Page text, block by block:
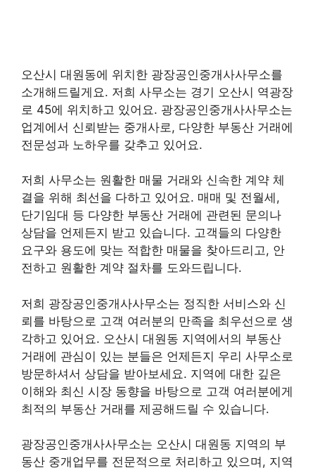
오산시 대원동에 위치한 광장공인중개사사무소를
소개해드릴게요. 저희 사무소는 경기 오산시 역광장
로 45에 위치하고 있어요. 광장공인중개사사무소는
업계에서 신뢰받는 중개사로, 다양한 부동산 거래에
전문성과 노하우를 갖추고 있어요.
저희 사무소는 원활한 매물 거래와 신속한 계약 체
결을 위해 최선을 다하고 있어요. 매매 및 전월세,
단기임대 등 다양한 부동산 거래에 관련된 문의나
상담을 언제든지 받고 있습니다. 고객들의 다양한
요구와 용도에 맞는 적합한 매물을 찾아드리고, 안
전하고 원활한 계약 절차를 도와드립니다.
저희 광장공인중개사사무소는 정직한 서비스와 신
뢰를 바탕으로 고객 여러분의 만족을 최우선으로 생
각하고 있어요. 오산시 대원동 지역에서의 부동산
거래에 관심이 있는 분들은 언제든지 우리 사무소로
방문하셔서 상담을 받아보세요. 지역에 대한 깊은
이해와 최신 시장 동향을 바탕으로 고객 여러분에게
최적의 부동산 거래를 제공해드릴 수 있습니다.
광장공인중개사사무소는 오산시 대원동 지역의 부
동산 중개업무를 전문적으로 처리하고 있으며, 지역